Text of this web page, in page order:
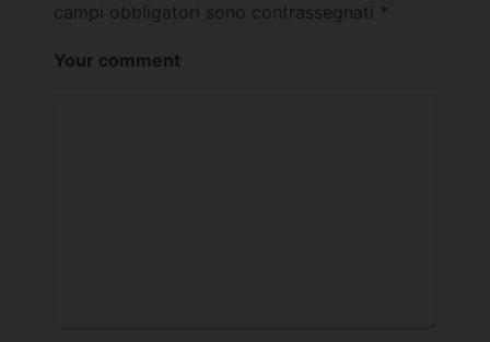
campi obbligatori sono contrassegnati *
Your comment